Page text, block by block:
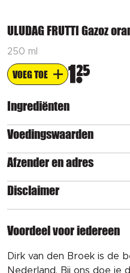
ULUDAG FRUTTI Gazoz
250 ml
VOEG TOE 1 25
Ingrediënten
Voedingswaarden
Afzender en adres
Disclaimer
Voordeel voor iedereen
Dirk van den Broek is de
Nederland. Bij ons doe je